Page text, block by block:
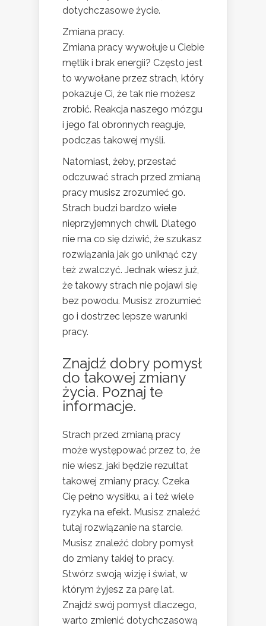
dotychczasowe życie.
Zmiana pracy.
Zmiana pracy wywołuje u Ciebie
mętlik i brak energii? Często jest
to wywołane przez strach, który
pokazuje Ci, że tak nie możesz
zrobić. Reakcja naszego mózgu
i jego fal obronnych reaguje,
podczas takowej myśli.
Natomiast, żeby, przestać
odczuwać strach przed zmianą
pracy musisz zrozumieć go.
Strach budzi bardzo wiele
nieprzyjemnych chwil. Dlatego
nie ma co się dziwić, że szukasz
rozwiązania jak go uniknąć czy
też zwalczyć. Jednak wiesz już,
że takowy strach nie pojawi się
bez powodu. Musisz zrozumieć
go i dostrzec lepsze warunki
pracy.
Znajdź dobry pomysł
do takowej zmiany
życia. Poznaj te
informacje.
Strach przed zmianą pracy
może występować przez to, że
nie wiesz, jaki będzie rezultat
takowej zmiany pracy. Czeka
Cię pełno wysiłku, a i też wiele
ryzyka na efekt. Musisz znaleźć
tutaj rozwiązanie na starcie.
Musisz znaleźć dobry pomysł
do zmiany takiej to pracy.
Stwórz swoją wizję i świat, w
którym żyjesz za parę lat.
Znajdź swój pomysł dlaczego,
warto zmienić dotychczasową